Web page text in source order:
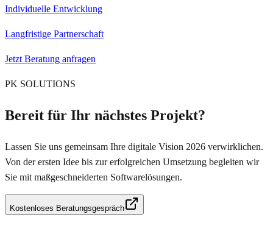
Individuelle Entwicklung
Langfristige Partnerschaft
Jetzt Beratung anfragen
PK SOLUTIONS
Bereit für Ihr nächstes Projekt?
Lassen Sie uns gemeinsam Ihre digitale Vision 2026 verwirklichen.
Von der ersten Idee bis zur erfolgreichen Umsetzung begleiten wir
Sie mit maßgeschneiderten Softwarelösungen.
Kostenloses Beratungsgespräch